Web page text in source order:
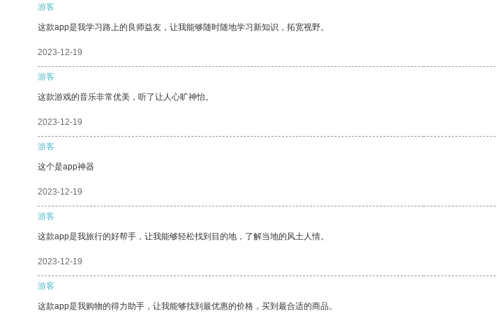
游客
这款app是我学习路上的良师益友，让我能够随时随地学习新知识，拓宽视野。
2023-12-19
游客
这款游戏的音乐非常优美，听了让人心旷神怡。
2023-12-19
游客
这个是app神器
2023-12-19
游客
这款app是我旅行的好帮手，让我能够轻松找到目的地，了解当地的风土人情。
2023-12-19
游客
这款app是我购物的得力助手，让我能够找到最优惠的价格，买到最合适的商品。